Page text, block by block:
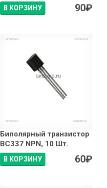
В КОРЗИНУ 90₽
Биполярный транзистор
BC337 NPN, 10 Шт.
В КОРЗИНУ 60₽